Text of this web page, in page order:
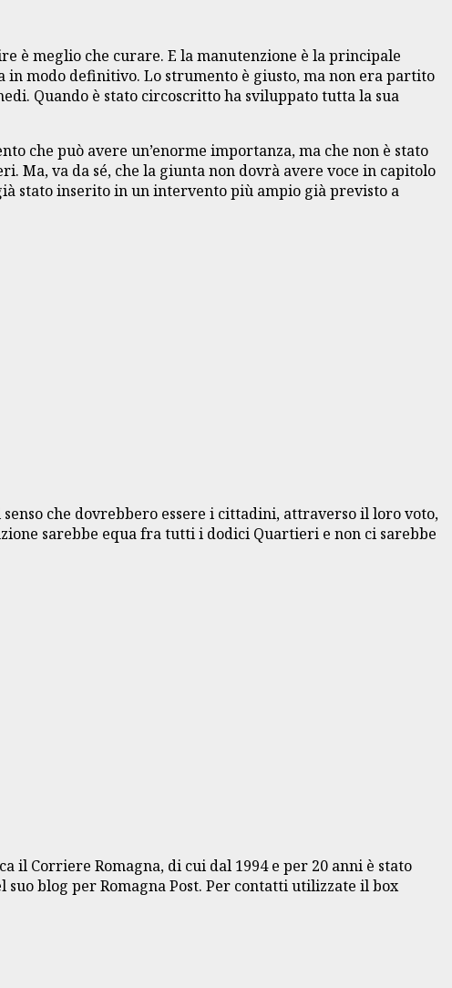
è meglio che curare. E la manutenzione è la principale
modo definitivo. Lo strumento è giusto, ma non era partito
Quando è stato circoscritto ha sviluppato tutta la sua
che può avere un’enorme importanza, ma che non è stato
va da sé, che la giunta non dovrà avere voce in capitolo
stato inserito in un intervento più ampio già previsto a
che dovrebbero essere i cittadini, attraverso il loro voto,
sarebbe equa fra tutti i dodici Quartieri e non ci sarebbe
Corriere Romagna, di cui dal 1994 e per 20 anni è stato
blog per Romagna Post. Per contatti utilizzate il box